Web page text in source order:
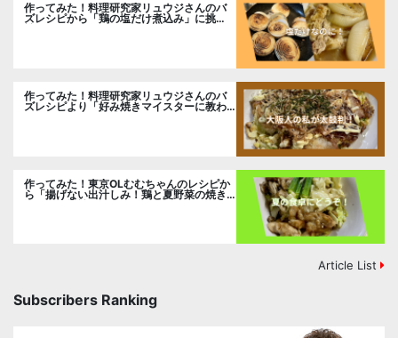
作ってみた！料理研究家リュウジさんのバ
ズレシピから「鶏の塩だけ煮込み」に挑
作ってみた！料理研究家リュウジさんのバ
ズレシピより「好み焼きマイスターに教わ
作ってみた！東京OLむむちゃんのレシピか
ら「揚げない出汁しみ！鶏と夏野菜の焼き
浸し」に挑戦。
Article List
Subscribers Ranking